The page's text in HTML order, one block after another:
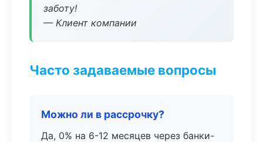
заботу!
— Клиент компании
Часто задаваемые вопросы
Можно ли в рассрочку?
Да, 0% на 6-12 месяцев через банки-